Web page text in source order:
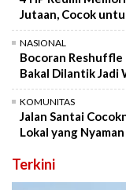
Jutaan, Cocok
NASIONAL
Bocoran
Bakal Dilantik Jadi
KOMUNITAS
Jalan Santai
Lokal yang
Terkini